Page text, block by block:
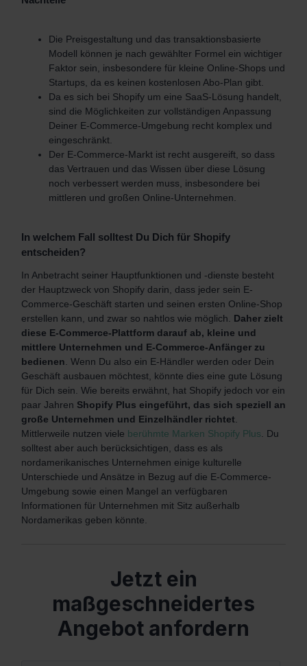
Die Preisgestaltung und das transaktionsbasierte
Modell können je nach gewählter Formel ein wichtiger
Faktor sein, insbesondere für kleine Online-Shops und
Startups, da es keinen kostenlosen Abo-Plan gibt.
Da es sich bei Shopify um eine SaaS-Lösung handelt,
sind die Möglichkeiten zur vollständigen Anpassung
Deiner E-Commerce-Umgebung recht komplex und
eingeschränkt.
Der E-Commerce-Markt ist recht ausgereift, so dass
das Vertrauen und das Wissen über diese Lösung
noch verbessert werden muss, insbesondere bei
mittleren und großen Online-Unternehmen.
In welchem Fall solltest Du Dich für Shopify
entscheiden?
In Anbetracht seiner Hauptfunktionen und -dienste besteht
der Hauptzweck von Shopify darin, dass jeder sein E-
Commerce-Geschäft starten und seinen ersten Online-Shop
erstellen kann, und zwar so nahtlos wie möglich. Daher zielt
diese E-Commerce-Plattform darauf ab, kleine und
mittlere Unternehmen und E-Commerce-Anfänger zu
bedienen . Wenn Du also ein E-Händler werden oder Dein
Geschäft ausbauen möchtest, könnte dies eine gute Lösung
für Dich sein. Wie bereits erwähnt, hat Shopify jedoch vor ein
paar Jahren Shopify Plus eingeführt, das sich speziell an
große Unternehmen und Einzelhändler richtet
Mittlerweile nutzen viele berühmte Marken Shopify Plus . Du
solltest aber auch berücksichtigen, dass es als
nordamerikanisches Unternehmen einige kulturelle
Unterschiede und Ansätze in Bezug auf die E-Commerce-
Umgebung sowie einen Mangel an verfügbaren
Informationen für Unternehmen mit Sitz außerhalb
Nordamerikas geben könnte.